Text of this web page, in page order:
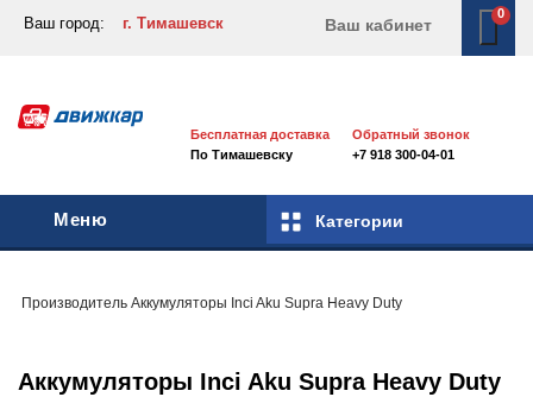
Ваш город: г. Тимашевск Ваш кабинет
0
Бесплатная доставка
По Тимашевску
Обратный звонок
+7 918 300-04-01
Меню Категории
Производитель Аккумуляторы Inci Aku Supra Heavy Duty
Аккумуляторы Inci Aku Supra Heavy Duty